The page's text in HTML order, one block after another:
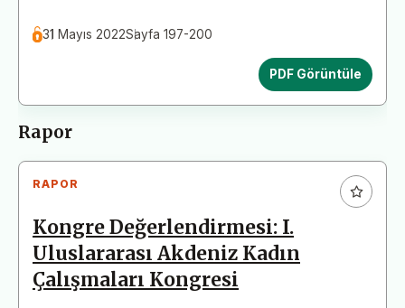
31 Mayıs 2022Sayfa 197-200
PDF Görüntüle
Rapor
RAPOR
Kongre Değerlendirmesi: I.
Uluslararası Akdeniz Kadın
Çalışmaları Kongresi